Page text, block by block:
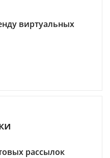
виртуальных
рассылок